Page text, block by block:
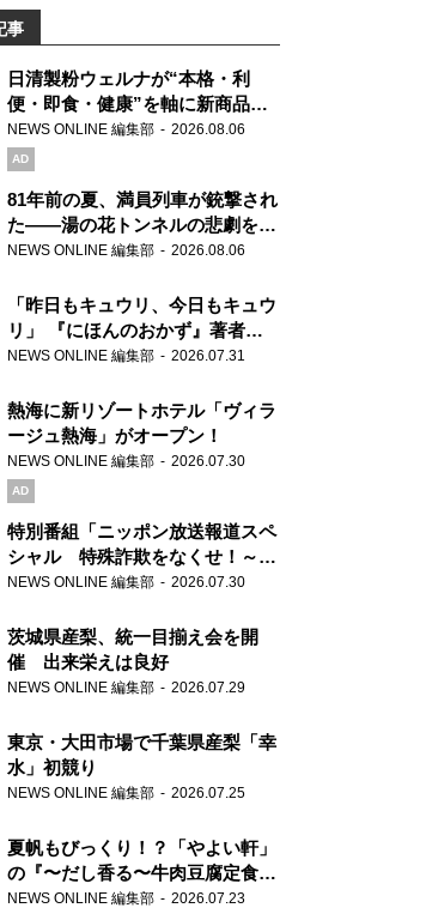
事
日清製粉ウェルナが“本格・利
便・即食・健康”を軸に新商品を
展開 「マ・マー」「青の洞窟」
ブランドを強化
NEWS ONLINE 編集部 2026.08.06
81年前の夏、満員列車が銃撃され
た――湯の花トンネルの悲劇を語
り継ぐ男性
NEWS ONLINE 編集部 2026.08.06
「昨日もキュウリ、今日もキュウ
リ」 『にほんのおかず』著者が
見つけた家庭料理の知恵
NEWS ONLINE 編集部 2026.07.31
熱海に新リゾートホテル「ヴィラ
ージュ熱海」がオープン！
NEWS ONLINE 編集部 2026.07.30
特別番組「ニッポン放送報道スペ
シャル 特殊詐欺をなくせ！～被
害者・加害者・警視庁が語るトク
NEWS ONLINE 編集部 2026.07.30
茨城県産梨、統一目揃え会を開
催 出来栄えは良好
NEWS ONLINE 編集部 2026.07.29
東京・大田市場で千葉県産梨「幸
水」初競り
NEWS ONLINE 編集部 2026.07.25
夏帆もびっくり！？「やよい軒」
の『〜だし香る〜牛肉豆腐定食』
が香り高すぎる
NEWS ONLINE 編集部 2026.07.23